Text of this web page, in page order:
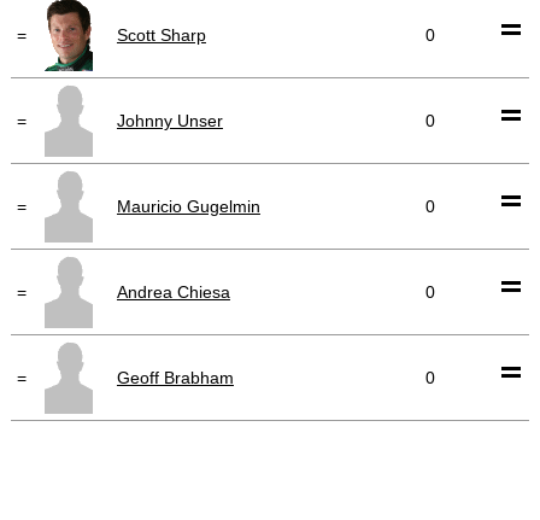
= Scott Sharp 0
= Johnny Unser 0
= Mauricio Gugelmin 0
= Andrea Chiesa 0
= Geoff Brabham 0